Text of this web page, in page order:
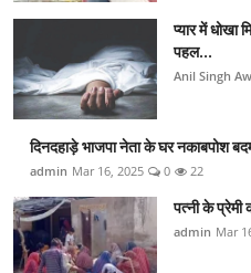
प्यार में
पहल...
Anil Singh
दिनदहाड़े भाजपा नेता के घर नकाबपोश
admin Mar 16, 2025 0 22
पत्नी के प्रेमी
admin Mar